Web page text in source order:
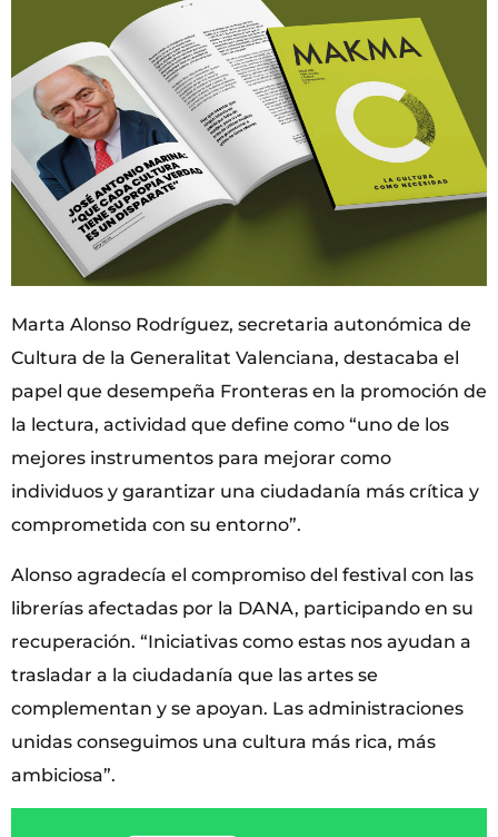
Marta Alonso Rodríguez, secretaria autonómica de
Cultura de la Generalitat Valenciana, destacaba el
papel que desempeña Fronteras en la promoción de
la lectura, actividad que define como “uno de los
mejores instrumentos para mejorar como
individuos y garantizar una ciudadanía más crítica y
comprometida con su entorno”.
Alonso agradecía el compromiso del festival con las
librerías afectadas por la DANA, participando en su
recuperación. “Iniciativas como estas nos ayudan a
trasladar a la ciudadanía que las artes se
complementan y se apoyan. Las administraciones
unidas conseguimos una cultura más rica, más
ambiciosa”.